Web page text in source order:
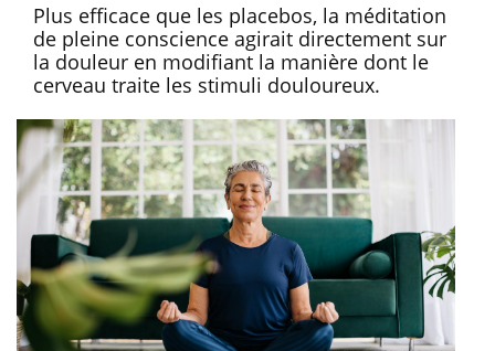
Plus efficace que les placebos, la méditation
de pleine conscience agirait directement sur
la douleur en modifiant la manière dont le
cerveau traite les stimuli douloureux.